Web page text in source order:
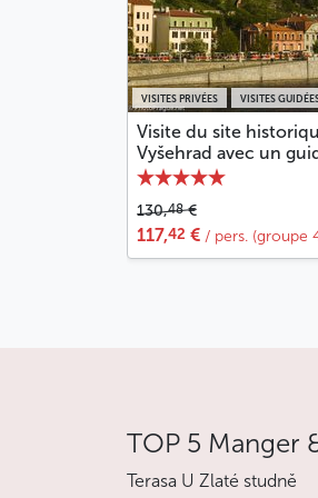
VISITES PRIVÉES VISITES
Visite du site
Vyšehrad avec un
130,48€
117,42 € / pers. (groupe
TOP 5 Manger
Terasa U Zlaté studně